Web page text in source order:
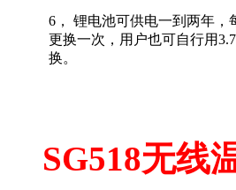
6 ， 锂电池可供电一到两年，
更换一次，用户也可自行用
换。
SG518无线